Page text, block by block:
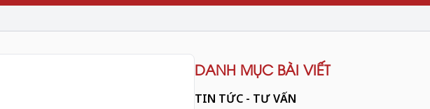
DANH MỤC BÀI VIẾT
TIN TỨC - TƯ VẤN